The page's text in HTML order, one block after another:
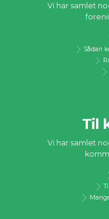
Vi har samlet
Sådan
Til
Vi har samlet